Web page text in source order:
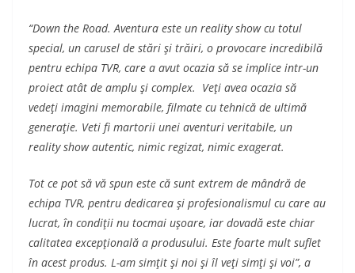
“Down the Road. Aventura este un reality show cu totul
special, un carusel de stări şi trăiri, o provocare incredibilă
pentru echipa TVR, care a avut ocazia să se implice intr-un
proiect atât de amplu şi complex. Veţi avea ocazia să
vedeţi imagini memorabile, filmate cu tehnică de ultimă
generaţie. Veti fi martorii unei aventuri veritabile, un
reality show autentic, nimic regizat, nimic exagerat.
Tot ce pot să vă spun este că sunt extrem de mândră de
echipa TVR, pentru dedicarea şi profesionalismul cu care au
lucrat, în condiţii nu tocmai uşoare, iar dovadă este chiar
calitatea excepţională a produsului. Este foarte mult suflet
în acest produs. L-am simţit şi noi şi îl veţi simţi şi voi”, a